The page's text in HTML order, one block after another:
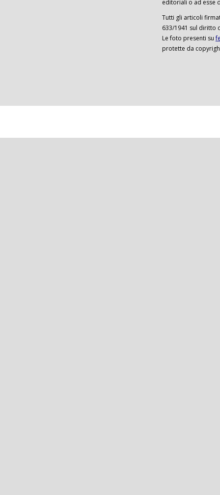
editoriali o ad esse
Tutti gli articoli
633/1941 sul diritto
Le foto presenti su
protette da